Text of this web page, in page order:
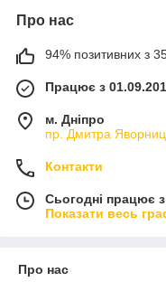
Про нас
94% позитивних з 35
Працює з
м. Дніпро
пр. Дмитра
Контакти
Сьогодні працює
Показати весь
Про нас